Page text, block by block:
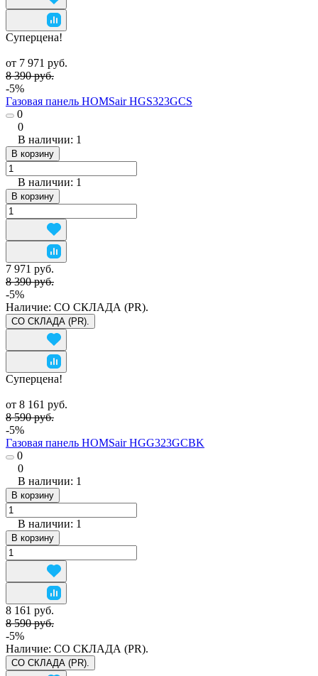
Суперцена!
от 7 971 руб.
8 390 руб.
-5%
Газовая панель HOMSair HGS323GCS
0
0
В наличии: 1
В корзину
В наличии: 1
В корзину
7 971 руб.
8 390 руб.
-5%
Наличие: СО СКЛАДА (PR).
СО СКЛАДА (PR).
Суперцена!
от 8 161 руб.
8 590 руб.
-5%
Газовая панель HOMSair HGG323GCBK
0
0
В наличии: 1
В корзину
В наличии: 1
В корзину
8 161 руб.
8 590 руб.
-5%
Наличие: СО СКЛАДА (PR).
СО СКЛАДА (PR).